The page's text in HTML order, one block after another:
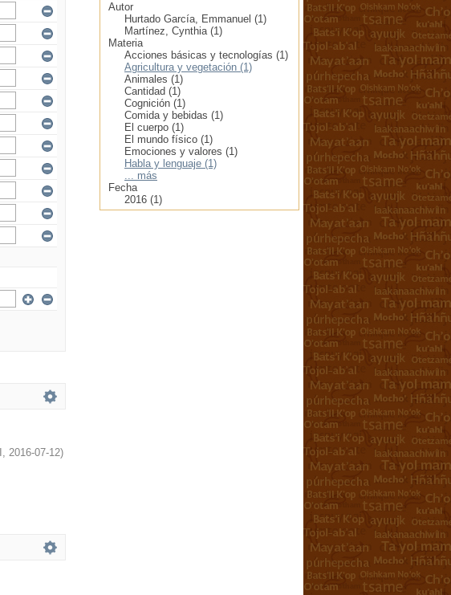
, 2016-07-12)
Autor
Hurtado García, Emmanuel (1)
Martínez, Cynthia (1)
Materia
Acciones básicas y tecnologías (1)
Agricultura y vegetación (1)
Animales (1)
Cantidad (1)
Cognición (1)
Comida y bebidas (1)
El cuerpo (1)
El mundo físico (1)
Emociones y valores (1)
Habla y lenguaje (1)
... más
Fecha
2016 (1)